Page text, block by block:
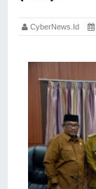
CyberNews.id